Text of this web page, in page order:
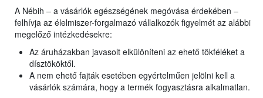
A Nébih – a vásárlók egészségének megóvása érdekében –
felhívja az élelmiszer-forgalmazó vállalkozók figyelmét az alábbi
megelőző intézkedésekre:
Az áruházakban javasolt elkülöníteni az ehető tökféléket a
dísztököktől.
A nem ehető fajták esetében egyértelműen jelölni kell a
vásárlók számára, hogy a termék fogyasztásra alkalmatlan.